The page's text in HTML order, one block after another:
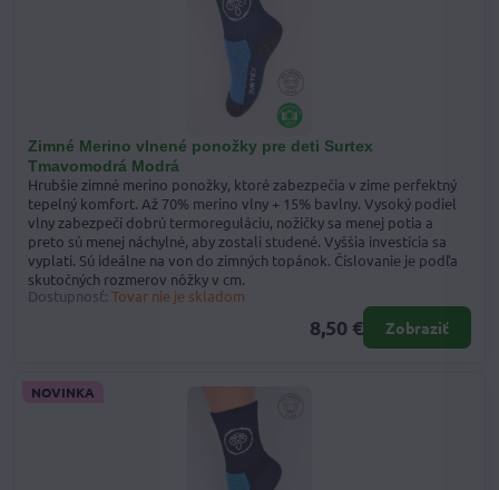
Zimné Merino vlnené ponožky pre deti Surtex
Tmavomodrá Modrá
Hrubšie zimné merino ponožky, ktoré zabezpečia v zime perfektný
tepelný komfort. Až 70% merino vlny + 15% bavlny. Vysoký podiel
vlny zabezpečí dobrú termoreguláciu, nožičky sa menej potia a
preto sú menej náchylné, aby zostali studené. Vyššia investícia sa
vyplatí. Sú ideálne na von do zimných topánok. Číslovanie je podľa
skutočných rozmerov nôžky v cm.
Dostupnosť: Tovar nie je skladom
8,50 € Zobraziť
NOVINKA